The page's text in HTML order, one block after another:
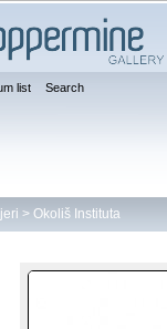
list Search
> Okoliš Instituta